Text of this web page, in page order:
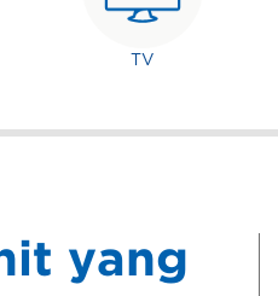
TV
yang